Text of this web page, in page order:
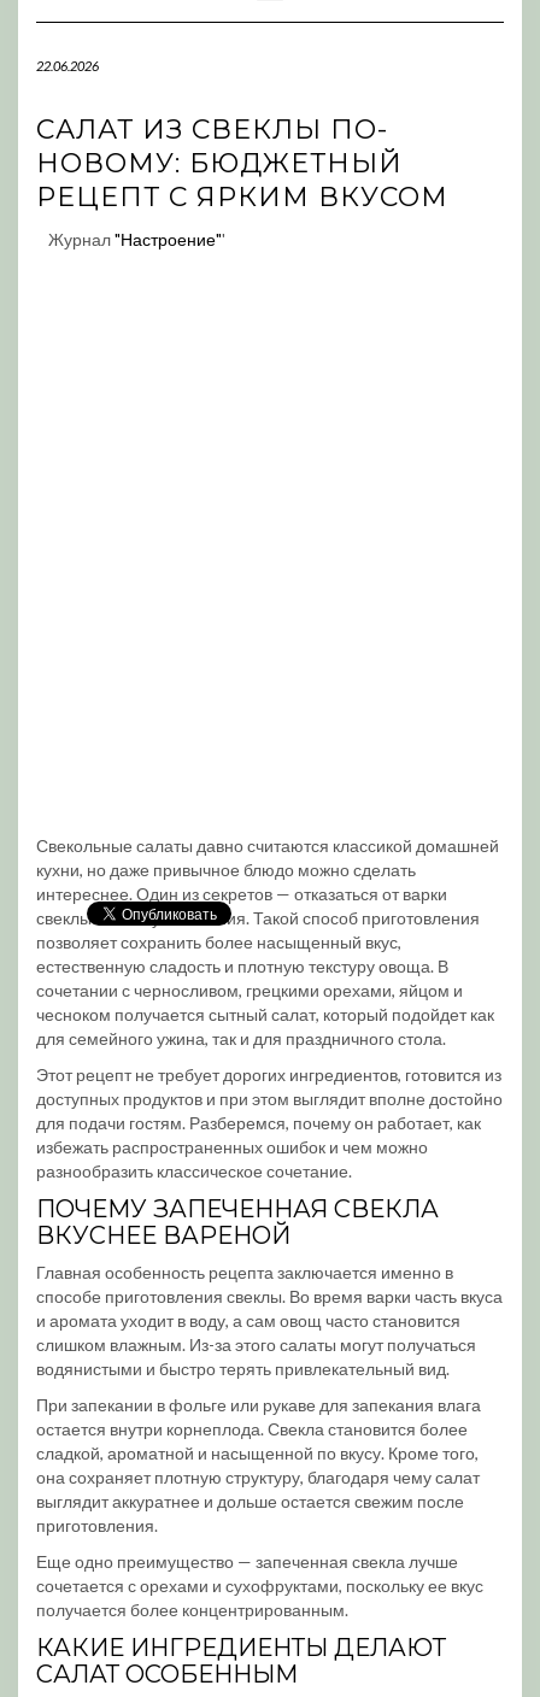
Navigation
22.06.2026
САЛАТ ИЗ СВЕКЛЫ ПО-
НОВОМУ: БЮДЖЕТНЫЙ
РЕЦЕПТ С ЯРКИМ ВКУСОМ
Журнал"Настроение"'
Свекольные салаты давно считаются классикой домашней
кухни, но даже привычное блюдо можно сделать
интереснее. Один из секретов — отказаться от варки
свеклы в пользу запекания. Такой способ приготовления
позволяет сохранить более насыщенный вкус,
естественную сладость и плотную текстуру овоща. В
сочетании с черносливом, грецкими орехами, яйцом и
чесноком получается сытный салат, который подойдет как
для семейного ужина, так и для праздничного стола.
Этот рецепт не требует дорогих ингредиентов, готовится из
доступных продуктов и при этом выглядит вполне достойно
для подачи гостям. Разберемся, почему он работает, как
избежать распространенных ошибок и чем можно
разнообразить классическое сочетание.
ПОЧЕМУ ЗАПЕЧЕННАЯ СВЕКЛА
ВКУСНЕЕ ВАРЕНОЙ
Главная особенность рецепта заключается именно в
способе приготовления свеклы. Во время варки часть вкуса
и аромата уходит в воду, а сам овощ часто становится
слишком влажным. Из-за этого салаты могут получаться
водянистыми и быстро терять привлекательный вид.
При запекании в фольге или рукаве для запекания влага
остается внутри корнеплода. Свекла становится более
сладкой, ароматной и насыщенной по вкусу. Кроме того,
она сохраняет плотную структуру, благодаря чему салат
выглядит аккуратнее и дольше остается свежим после
приготовления.
Еще одно преимущество — запеченная свекла лучше
сочетается с орехами и сухофруктами, поскольку ее вкус
получается более концентрированным.
КАКИЕ ИНГРЕДИЕНТЫ ДЕЛАЮТ
САЛАТ ОСОБЕННЫМ